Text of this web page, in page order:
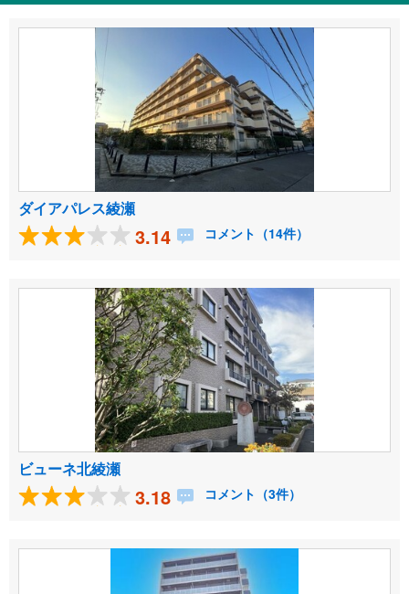
ダイアパレス綾瀬
3.14 コメント（14件）
ビューネ北綾瀬
3.18 コメント（3件）